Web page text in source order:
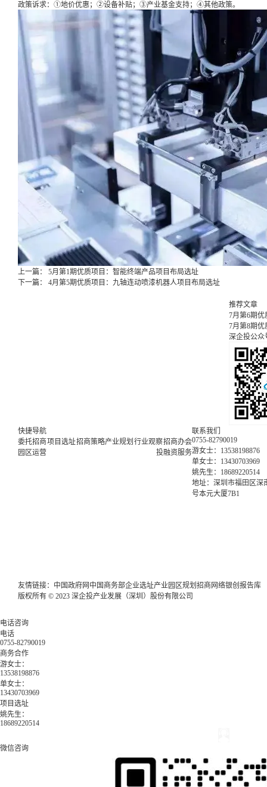
政策诉求： ①地价优惠；②设备补贴；③产业基金支持；④其他政策。
上一篇： 5月第1期优质项目：智能终端产品项目布局选址
下一篇： 4月第5期优质项目：九轴连动喷漆机器人项目布局选址
推荐文章
7月第6期
7月第8期
深企投公众
快捷导航
委托招商项目选址招商策略产业规划 行业观察招商办会
园区运营
投融资服务
联系我们
0755-82790019
游女士：13538198876
单女士：13430703969
姚先生：18689220514
地址：深圳市福田区深
号本元大厦7B1
友情链接： 中国政府网 中国商务部企业选址产业园区规划 招商网络银创报告库
版权所有 © 2023 深企投产业发展（深圳）股份有限公司
电话咨询
电话
0755-82790019
商务合作
游女士：
13538198876
单女士：
13430703969
项目选址
姚先生：
18689220514
微信咨询